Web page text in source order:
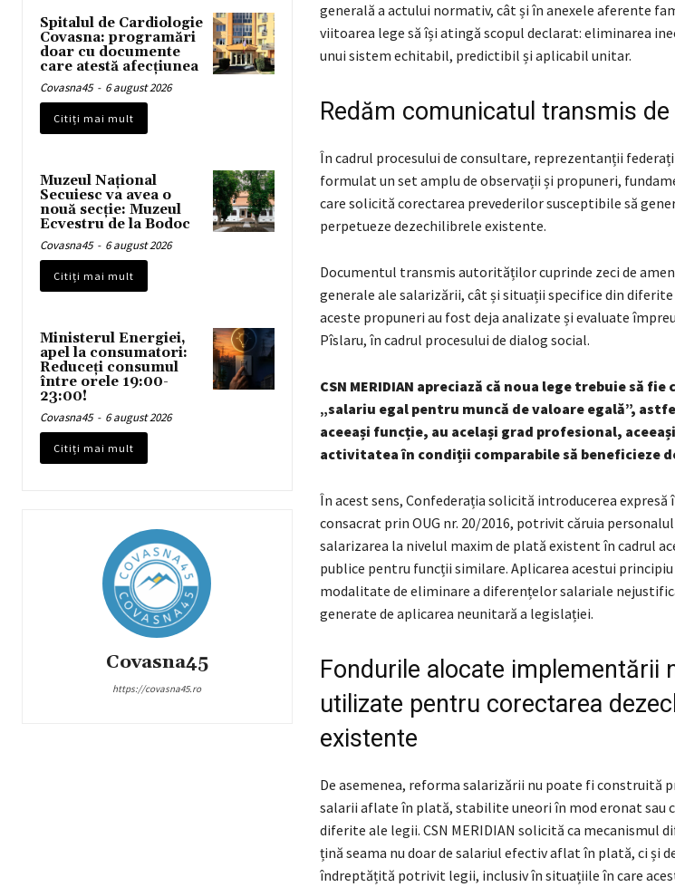
Spitalul de Cardiologie
Covasna: programări
doar cu documente
care atestă afecțiunea
Covasna45 - 6 august 2026
Citiți mai mult
Muzeul Național
Secuiesc va avea o
nouă secție: Muzeul
Ecvestru de la Bodoc
Covasna45 - 6 august 2026
Citiți mai mult
Ministerul Energiei,
apel la consumatori:
Reduceți consumul
între orele 19:00-
23:00!
Covasna45 - 6 august 2026
Citiți mai mult
Covasna45
https://covasna45.ro
generală a actului normativ, cât și în anexele aferente
viitoarea lege să își atingă scopul declarat: eliminarea
unui sistem echitabil, predictibil și aplicabil unitar.
Redăm comunicatul transmis
În cadrul procesului de consultare, reprezentanții
formulat un set amplu de observații și propuneri,
care solicită corectarea prevederilor susceptibile să
perpetueze dezechilibrele existente.
Documentul transmis autorităților cuprinde zeci de
generale ale salarizării, cât și situații specifice din
aceste propuneri au fost deja analizate și evaluate
Pîslaru, în cadrul procesului de dialog social.
CSN MERIDIAN apreciază că noua lege trebuie să
„salariu egal pentru muncă de valoare egală”,
aceeași funcție, au același grad profesional,
activitatea în condiții comparabile să beneficieze
În acest sens, Confederația solicită introducerea expresă
consacrat prin OUG nr. 20/2016, potrivit căruia
salarizarea la nivelul maxim de plată existent în cadrul
publice pentru funcții similare. Aplicarea acestui
modalitate de eliminare a diferențelor salariale
generate de aplicarea neunitară a legislației.
Fondurile alocate implementării
utilizate pentru corectarea
existente
De asemenea, reforma salarizării nu poate fi construită
salarii aflate în plată, stabilite uneori în mod eronat sau
diferite ale legii. CSN MERIDIAN solicită ca mecanismul
țină seama nu doar de salariul efectiv aflat în plată, ci și
îndreptățită potrivit legii, inclusiv în situațiile în care